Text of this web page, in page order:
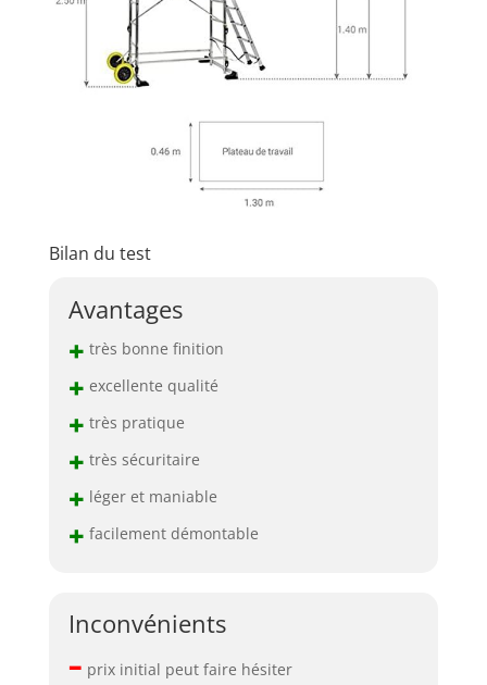
Bilan du test
Avantages
+ très bonne finition
+ excellente qualité
+ très pratique
+ très sécuritaire
+ léger et maniable
+ facilement démontable
Inconvénients
– prix initial peut faire hésiter